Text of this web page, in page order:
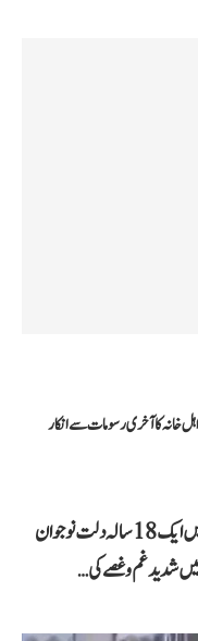
بھارت کی ریاست اتراکھنڈ کے ضلع تہری گھروال میں ایک 18 سالہ دلت نوجوان
شدید غم و غصے کی…